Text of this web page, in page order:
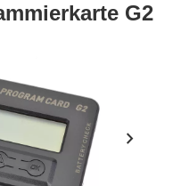
G2
chevron_right